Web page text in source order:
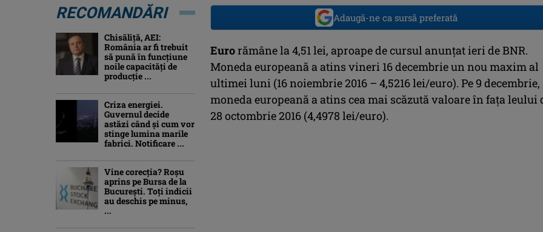
Adaugă-ne ca sursă preferată
Eurorămâne la 4,51 lei, aproape de cursul anunţat ieri de BNR.
Moneda europeană a atins vineri 16 decembrie un nou maxim al
ultimei luni (16 noiembrie 2016 – 4,5216 lei/euro). Pe 9 decembrie,
moneda europeană a atins cea mai scăzută valoare în faţa leului
28 octombrie 2016 (4,4978 lei/euro).
RECOMANDĂRI
Chisăliță, AEI:
România ar fi trebuit
să pună în funcțiune
noile capacități de
producție ...
Criza energiei.
Guvernul decide
astăzi când și cum vor
stinge lumina marile
fabrici. Notificare ...
Vine corecția? Roșu
aprins pe Bursa de la
București. Toți indicii
au deschis pe minus,
...